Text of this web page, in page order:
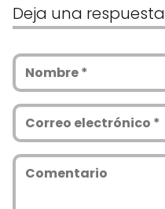
Deja una respuesta